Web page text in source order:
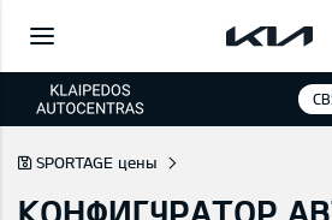
SPORTAGE цены
КОНФИГУРАТОР